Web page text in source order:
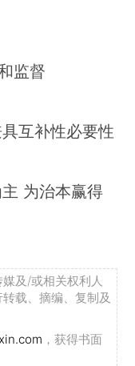
监督
互补性必要性
为治本赢得
及/或相关权利人
载、摘编、复制及
，获得书面